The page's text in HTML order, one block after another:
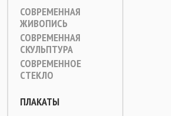
СОВРЕМЕННАЯ
ЖИВОПИСЬ
СОВРЕМЕННАЯ
СКУЛЬПТУРА
СОВРЕМЕННОЕ
СТЕКЛО
ПЛАКАТЫ